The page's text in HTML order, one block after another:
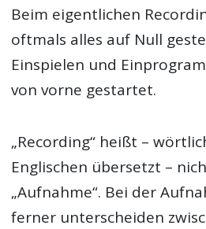
Beim eigentlichen
oftmals alles auf Null
Einspielen und
von vorne gestartet.
„Recording“ heißt –
Englischen übersetzt –
„Aufnahme“. Bei der
ferner unterscheiden